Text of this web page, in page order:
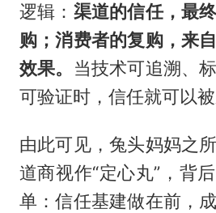
逻辑： 渠道的信任，最
购；消费者的复购，来
效果。 当技术可追溯、
可验证时，信任就可以被
由此可见，兔头妈妈之
道商视作“定心丸”，背
单：信任基建做在前，